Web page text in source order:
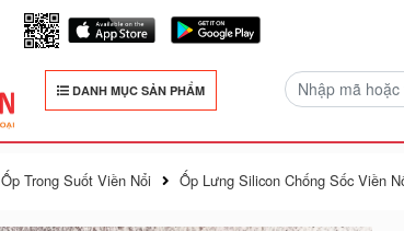
DANH MỤC SẢN PHẨM
Ốp Trong Suốt Viền Nổi Ốp Lưng Silicon Chống Sốc Viền